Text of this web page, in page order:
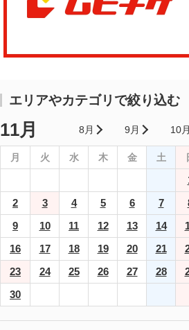
エリアやカテゴリで絞り込む
11月 8月 9月 10月
月 火 水 木 金 土
2
3 4 5 6 7
9
10 11 12 13 14
16
17 18 19 20 21
23
24 25 26 27 28
30